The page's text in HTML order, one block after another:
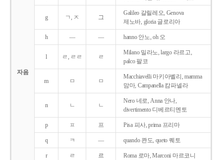
자음
g ㄱ, ㅈ 그
Galileo 갈릴레오, Genova
제노바, gloria 글로리아
h ― ― hanno 안노, oh 오
l ㄹ, ㄹㄹ ㄹ
Milano 밀라노, largo 라르고,
palco 팔코
m ㅁ ㅁ
Macchiavelli 마키아벨리, mamma
맘마, Campanella 캄파넬라
n ㄴ ㄴ
Nero 네로, Anna 안나,
divertimento 디베르티멘토
p ㅍ 프 Pisa 피사, prima 프리마
q ㅋ ― quando 콴도, queto 퀘토
r ㄹ 르 Roma 로마, Marconi 마르코니